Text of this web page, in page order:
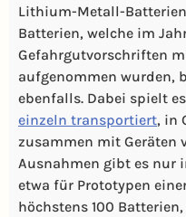
Lithium-Metall-
Batterien, welche im
Gefahrgutvorschriften
aufgenommen wurden,
ebenfalls. Dabei spielt
einzeln transportiert, in
zusammen mit Geräten
Ausnahmen gibt es nur
etwa für Prototypen
höchstens 100